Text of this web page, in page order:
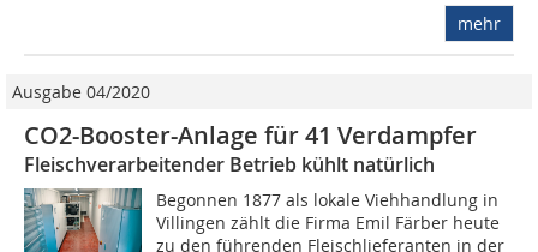
mehr
Ausgabe 04/2020
CO2-Booster-Anlage für 41 Verdampfer
Fleischverarbeitender Betrieb kühlt natürlich
Begonnen 1877 als lokale Viehhandlung in
Villingen zählt die Firma Emil Färber heute
zu den führenden Fleischlieferanten in der